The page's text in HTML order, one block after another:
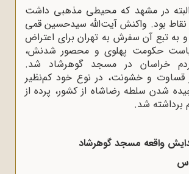
در مشهد که محیطى مذهبى داشت
نقاط بود. واکنش آیت‌الله سیدحسین قمى
به تبع آن سفرش به تهران براى اعتراض
حکومت پهلوى و محصور شدنش،
خراسان در مسجد گوهرشاد شد.
قساوت و خشونت، در نوع خود کم‌نظیر
شدن سلطه‌ رضاشاه از کشور، پرده از
برداشته شد.
واقعه مسجد گوهرشاد